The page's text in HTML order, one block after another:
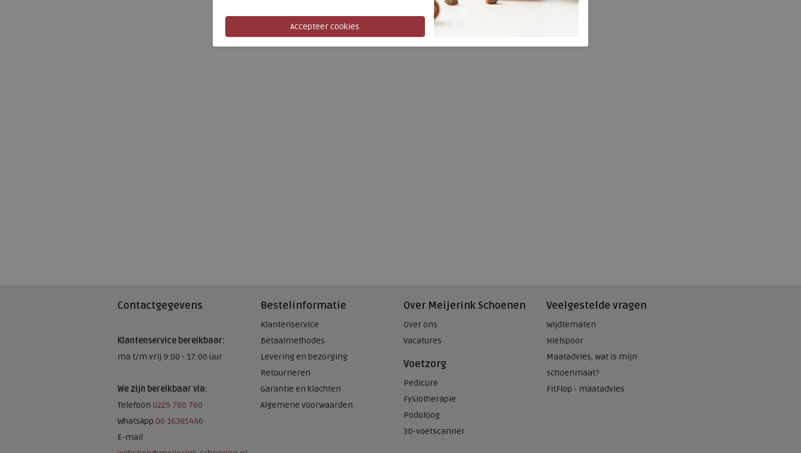
Contactgegevens
Klantenservice bereikbaar:
ma t/m vrij 9:00 - 17:00 uur
We zijn bereikbaar via:
Telefoon 0229 760 760
WhatsApp 06 16385446
E-mail
Bestelinformatie
Klantenservice
Betaalmethodes
Levering en bezorging
Retourneren
Garantie en klachten
Algemene voorwaarden
Over Meijerink Schoenen
Over ons
Vacatures
Voetzorg
Pedicure
Fysiotherapie
Podoloog
3D-voetscanner
Veelgestelde vragen
Wijdtematen
Hielspoor
Maatadvies, wat is mijn
schoenmaat?
FitFlop - maatadvies